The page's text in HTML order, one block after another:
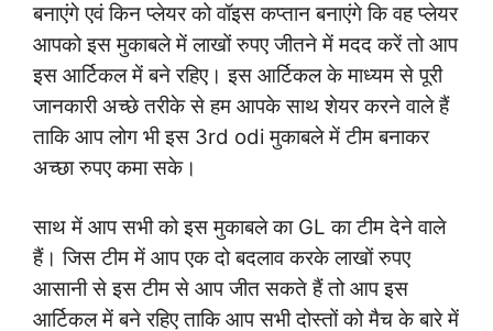
बनाएंगे एवं किन प्लेयर को वॉइस कप्तान बनाएंगे कि वह प्लेयर
आपको इस मुकाबले में लाखों रुपए जीतने में मदद करें तो आप
इस आर्टिकल में बने रहिए। इस आर्टिकल के माध्यम से पूरी
जानकारी अच्छे तरीके से हम आपके साथ शेयर करने वाले हैं
ताकि आप लोग भी इस 3rd odi मुकाबले में टीम बनाकर
अच्छा रुपए कमा सके।
साथ में आप सभी को इस मुकाबले का GL का टीम देने वाले
हैं। जिस टीम में आप एक दो बदलाव करके लाखों रुपए
आसानी से इस टीम से आप जीत सकते हैं तो आप इस
आर्टिकल में बने रहिए ताकि आप सभी दोस्तों को मैच के बारे में